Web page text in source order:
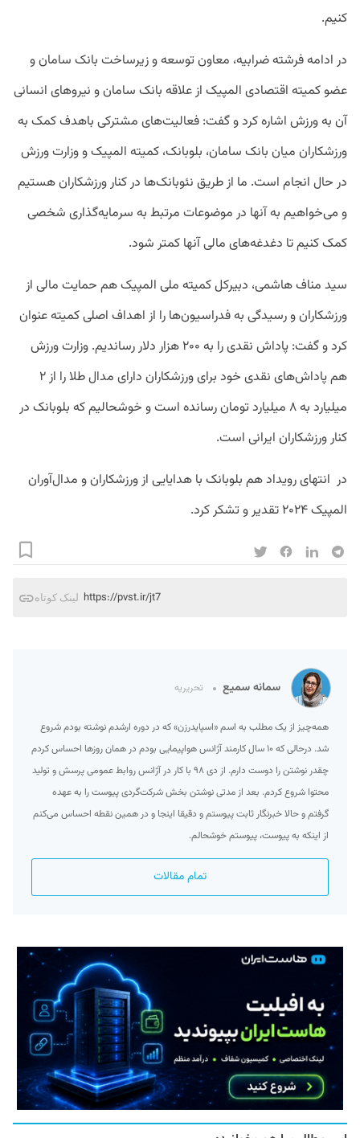
کنیم.
در ادامه فرشته ضرابیه، معاون توسعه و زیرساخت بانک سامان و
عضو کمیته اقتصادی المپیک از علاقه بانک سامان و نیروهای انسانی
آن به ورزش اشاره کرد و گفت: فعالیت‌های مشترکی باهدف کمک به
ورزشکاران میان بانک سامان، بلوبانک، کمیته المپیک و وزارت ورزش
در حال انجام است. ما از طریق نئوبانک‌ها در کنار ورزشکاران هستیم
و می‌خواهیم به آنها در موضوعات مرتبط به سرمایه‌گذاری شخصی
کمک کنیم تا دغدغه‌های مالی آنها کمتر شود.
سید مناف هاشمی، دبیرکل کمیته ملی المپیک هم حمایت مالی از
ورزشکاران و رسیدگی به فدراسیون‌ها را از اهداف اصلی کمیته عنوان
کرد و گفت: پاداش نقدی را به ۲۰۰ هزار دلار رساندیم. وزارت ورزش
هم پاداش‌های نقدی خود برای ورزشکاران دارای مدال طلا را از ۲
میلیارد به ۸ میلیارد تومان رسانده است و خوشحالیم که بلوبانک در
کنار ورزشکاران ایرانی است.
در انتهای رویداد هم بلوبانک با هدایایی از ورزشکاران و مدال‌آوران
المپیک ۲۰۲۴ تقدیر و تشکر کرد‌.
لینک کوتاه https://pvst.ir/jt7
سمانه سمیع تحریریه
همه‌چیز از یک مطلب به اسم «اسپایدرزن» که در دوره ارشدم نوشته بودم شروع
شد. درحالی که ۱۰ سال کارمند آژانس هواپیمایی بودم در همان روزها احساس کردم
چقدر نوشتن را دوست دارم. از دی ۹۸ با کار در آژانس روابط عمومی پرسش و تولید
محتوا شروع کردم. بعد از مدتی نوشتن بخش شرکت‌گردی پیوست را به عهده
گرفتم و حالا خبرنگار ثابت پیوستم و دقیقا اینجا و در همین نقطه احساس می‌کنم
از اینکه به پیوست، پیوستم خوشحالم.
تمام مقالات